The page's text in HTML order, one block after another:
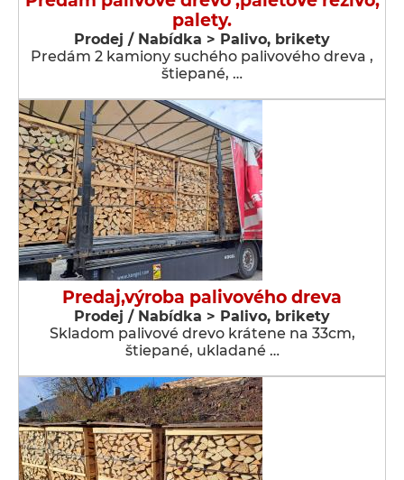
palety.
Prodej / Nabídka > Palivo, brikety
Predám 2 kamiony suchého palivového dreva ,
štiepané, …
Predaj,výroba palivového dreva
Prodej / Nabídka > Palivo, brikety
Skladom palivové drevo krátene na 33cm,
štiepané, ukladané …